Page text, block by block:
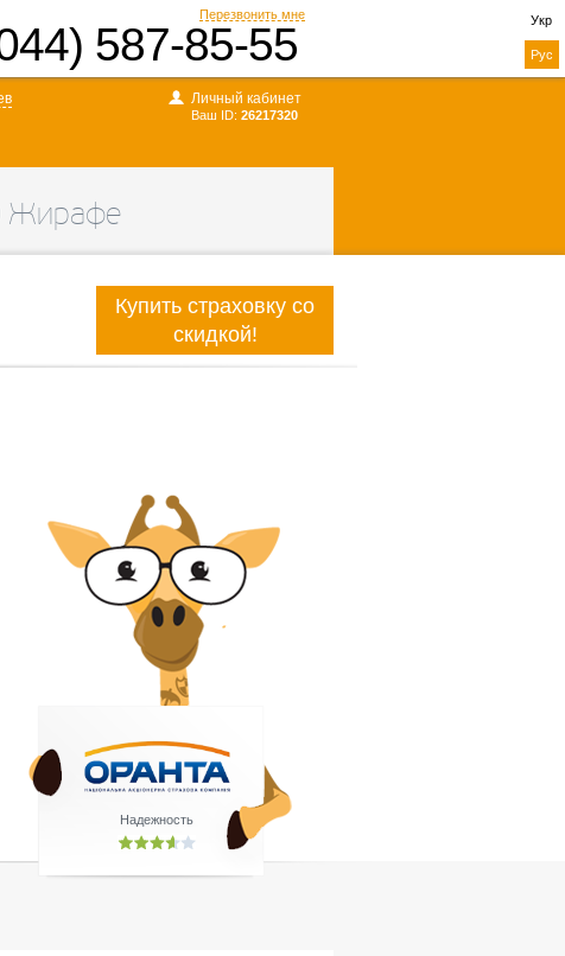
Перезвонить мне
587-85-55
Личный кабинет
Ваш ID: 26217320
Укр
Рус
Жирафе
Купить страховку со
скидкой!
Надежность